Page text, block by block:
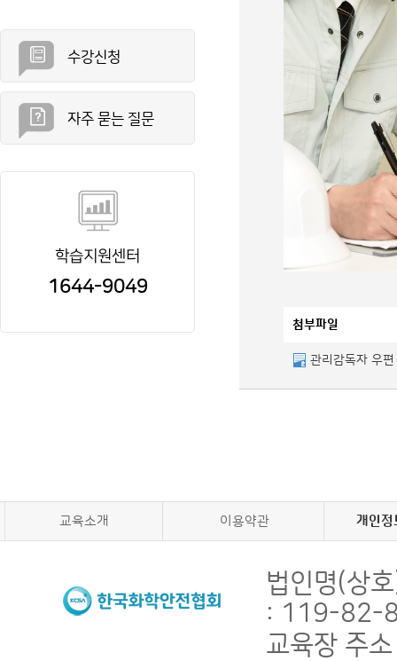
수강신청
자주 묻는 질문
학습지원센터
1644-9049
첨부파일
관리감독자 우
교육소개 이용약관 개인정
법인명(상
: 119-82-
교육장 주